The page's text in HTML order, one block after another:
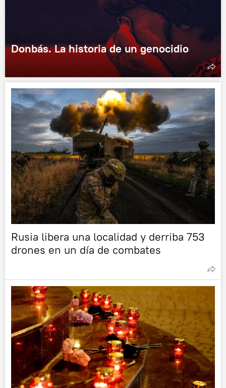
Donbás. La historia de un genocidio
Rusia libera una localidad y derriba 753
drones en un día de combates